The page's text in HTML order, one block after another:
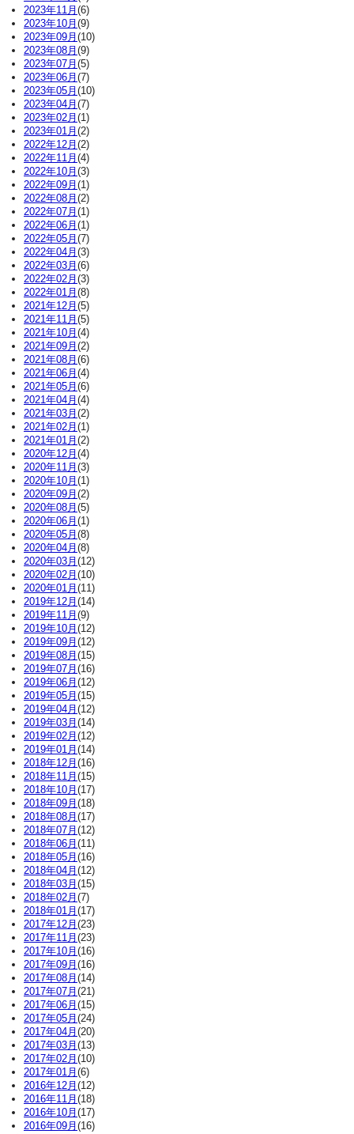
2023年11月 (6)
2023年10月 (9)
2023年09月 (10)
2023年08月 (9)
2023年07月 (5)
2023年06月 (7)
2023年05月 (10)
2023年04月 (7)
2023年02月 (1)
2023年01月 (2)
2022年12月 (2)
2022年11月 (4)
2022年10月 (3)
2022年09月 (1)
2022年08月 (2)
2022年07月 (1)
2022年06月 (1)
2022年05月 (7)
2022年04月 (3)
2022年03月 (6)
2022年02月 (3)
2022年01月 (8)
2021年12月 (5)
2021年11月 (5)
2021年10月 (4)
2021年09月 (2)
2021年08月 (6)
2021年06月 (4)
2021年05月 (6)
2021年04月 (4)
2021年03月 (2)
2021年02月 (1)
2021年01月 (2)
2020年12月 (4)
2020年11月 (3)
2020年10月 (1)
2020年09月 (2)
2020年08月 (5)
2020年06月 (1)
2020年05月 (8)
2020年04月 (8)
2020年03月 (12)
2020年02月 (10)
2020年01月 (11)
2019年12月 (14)
2019年11月 (9)
2019年10月 (12)
2019年09月 (12)
2019年08月 (15)
2019年07月 (16)
2019年06月 (12)
2019年05月 (15)
2019年04月 (12)
2019年03月 (14)
2019年02月 (12)
2019年01月 (14)
2018年12月 (16)
2018年11月 (15)
2018年10月 (17)
2018年09月 (18)
2018年08月 (17)
2018年07月 (12)
2018年06月 (11)
2018年05月 (16)
2018年04月 (12)
2018年03月 (15)
2018年02月 (7)
2018年01月 (17)
2017年12月 (23)
2017年11月 (23)
2017年10月 (16)
2017年09月 (16)
2017年08月 (14)
2017年07月 (21)
2017年06月 (15)
2017年05月 (24)
2017年04月 (20)
2017年03月 (13)
2017年02月 (10)
2017年01月 (6)
2016年12月 (12)
2016年11月 (18)
2016年10月 (17)
2016年09月 (16)